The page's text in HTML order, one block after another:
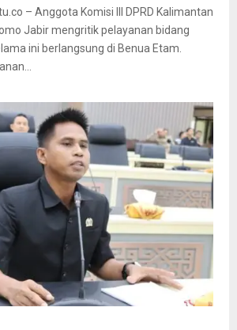
– Anggota Komisi III DPRD Kalimantan
Jabir mengritik pelayanan bidang
ini berlangsung di Benua Etam.